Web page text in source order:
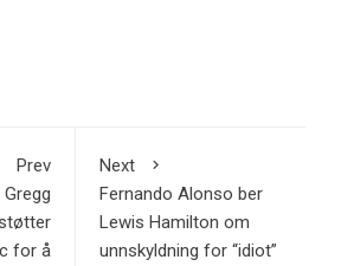
Prev
for å
Next
Fernando Alonso ber
Lewis Hamilton om
unnskyldning for “idiot”